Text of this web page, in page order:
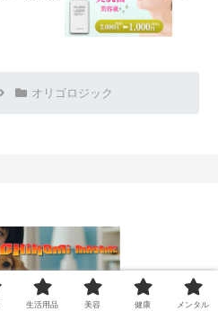
オリゴロジック
コミまとめ.
生活用品 美容 健康 メンタル